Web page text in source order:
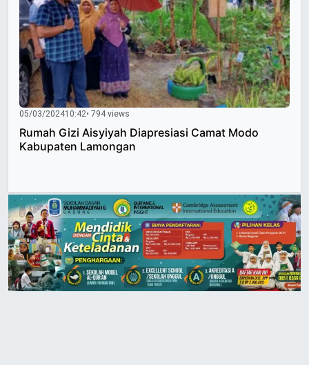
05/03/202410:42• 794 views
Rumah Gizi Aisyiyah Diapresiasi Camat Modo
Kabupaten Lamongan